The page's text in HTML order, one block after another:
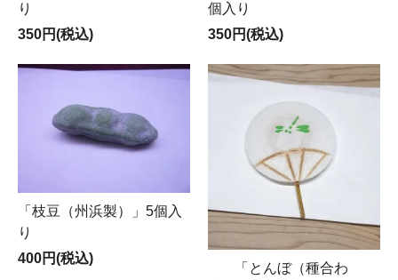
り
350円(税込)
個入り
350円(税込)
「枝豆（州浜製）」5個入
り
400円(税込)
「とんぼ（種合わ